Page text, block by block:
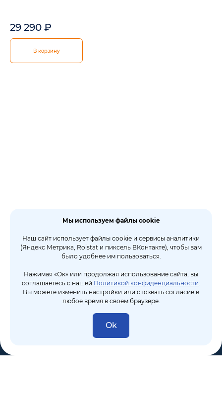
29 290 ₽
В корзину
Мы используем файлы cookie
Наш сайт использует файлы cookie и сервисы аналитики
(Яндекс Метрика, Roistat и пиксель ВКонтакте), чтобы вам
было удобнее им пользоваться.
Нажимая «Ок» или продолжая использование сайта, вы
соглашаетесь с нашей Политикой конфиденциальности.
Вы можете изменить настройки или отозвать согласие в
любое время в своем браузере.
Ok